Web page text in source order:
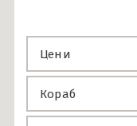
Цени
Кораб